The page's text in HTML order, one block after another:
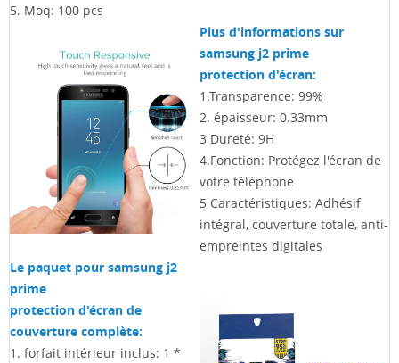
5. Moq: 100 pcs
Plus d'informations sur
samsung j2 prime
protection d'écran:
1.Transparence: 99%
2. épaisseur: 0.33mm
3 Dureté: 9H
4.Fonction: Protégez l'écran de
votre téléphone
5 Caractéristiques: Adhésif
intégral, couverture totale, anti-
empreintes digitales
Le paquet pour samsung j2
prime
protection d'écran de
couverture complète:
1. forfait intérieur inclus: 1 *